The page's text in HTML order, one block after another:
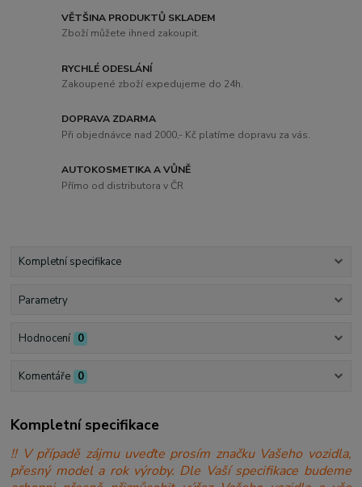
VĚTŠINA PRODUKTŮ SKLADEM
Zboží můžete ihned zakoupit.
RYCHLÉ ODESLÁNÍ
Zakoupené zboží expedujeme do 24h.
DOPRAVA ZDARMA
Při objednávce nad 2000,- Kč platíme dopravu za vás.
AUTOKOSMETIKA A VŮNĚ
Přímo od distributora v ČR
Kompletní specifikace
Parametry
Hodnocení 0
Komentáře 0
Kompletní specifikace
!! V případě zájmu uveďte prosím značku Vašeho vozidla,
přesný model a rok výroby. Dle Vaší specifikace budeme